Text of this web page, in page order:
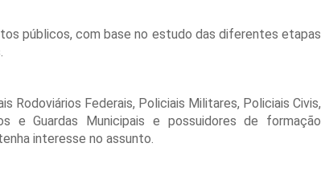
públicos, com base no estudo das diferentes etapas
Rodoviários Federais, Policiais Militares, Policiais Civis,
e Guardas Municipais e possuidores de formação
interesse no assunto.